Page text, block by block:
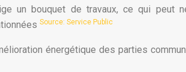
un bouquet de travaux, ce qui peut
Source: Service Public
énergétique des parties